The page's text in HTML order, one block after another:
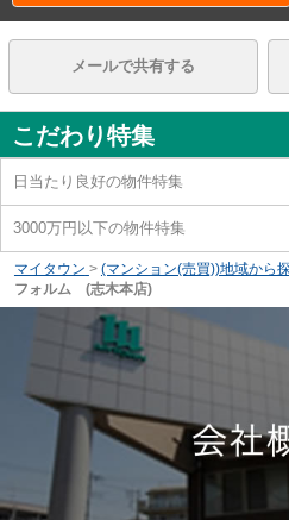
メールで共有する
こだわり特集
日当たり良好の物件特集
3000万円以下の物件特集
マイタウン > (マンション(売買))地域から
フォルム (志木本店)